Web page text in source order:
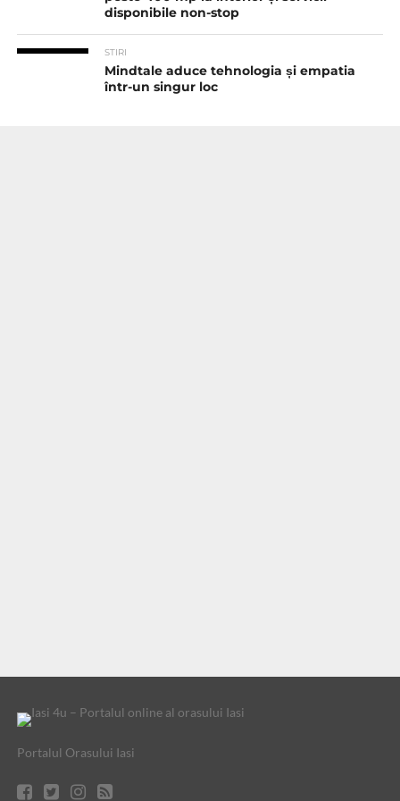
disponibile non-stop
STIRI
Mindtale aduce tehnologia și empatia
într-un singur loc
Portalul Orasului Iasi